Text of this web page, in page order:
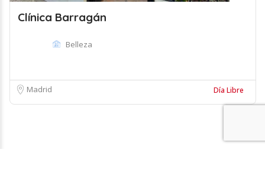
Clínica Barragán
Belleza
Madrid Día Libre